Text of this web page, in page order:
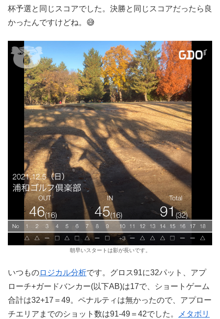
杯予選と同じスコアでした。決勝と同じスコアだったら良
かったんですけどね。😅
朝早いスタートは影が長いです。
いつものロジカル分析です。グロス91に32パット、アプ
ローチ+ガードバンカー(以下AB)は17で、ショートゲーム
合計は32+17＝49。ペナルティは無かったので、アプロー
チエリアまでのショット数は91-49＝42でした。
メタボリ